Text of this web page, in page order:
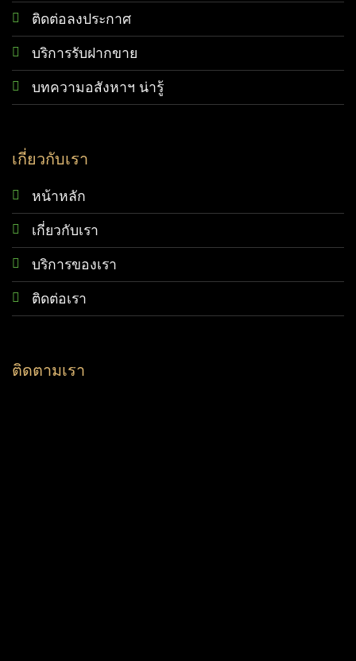
ติดต่อลงประกาศ
บริการรับฝากขาย
บทความอสังหาฯ น่ารู้
เกี่ยวกับเรา
หน้าหลัก
เกี่ยวกับเรา
บริการของเรา
ติดต่อเรา
ติดตามเรา